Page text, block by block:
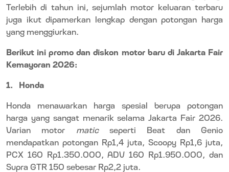
Terlebih di tahun ini, sejumlah motor keluaran terbaru
juga ikut dipamerkan lengkap dengan potongan harga
yang menggiurkan.
Berikut ini promo dan diskon motor baru di Jakarta Fair
Kemayoran 2026:
1.
Honda
Honda menawarkan harga spesial berupa potongan
harga yang sangat menarik selama Jakarta Fair 2026.
Varian motor maticseperti Beat dan Genio
mendapatkan potongan Rp1,4 juta, Scoopy Rp1,6 juta,
PCX 160 Rp1.350.000, ADV 160 Rp1.950.000, dan
Supra GTR 150 sebesar Rp2,2 juta.